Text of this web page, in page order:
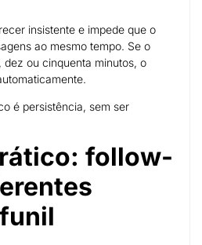
insistente e impede que o
ao mesmo tempo. Se o
ou cinquenta minutos, o
é persistência, sem ser
follow-